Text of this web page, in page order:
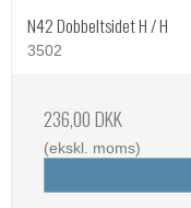
N42 Dobbeltsidet H / H
3502
236,00 DKK
(ekskl. moms)